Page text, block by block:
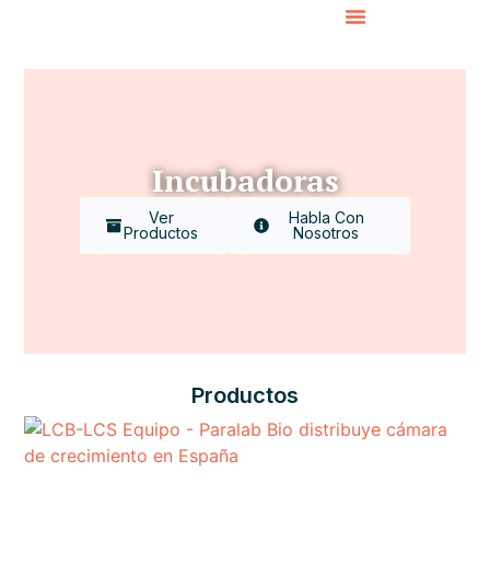
Incubadoras
Ver
Productos
Habla Con
Nosotros
Productos